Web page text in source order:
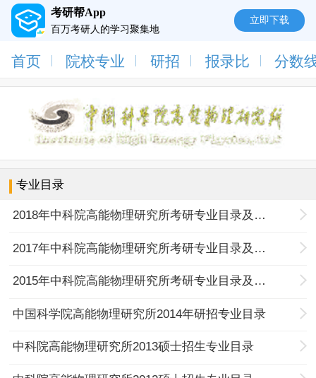
考研帮App
百万考研人的学习聚集地
立即下载
首页 院校专业 研招 报录比 分数
专业目录
2018年中科院高能物理研究所考研专业目录及考试科目
2017年中科院高能物理研究所考研专业目录及考试科目
2015年中科院高能物理研究所考研专业目录及考试科目
中国科学院高能物理研究所2014年研招专业目录
中科院高能物理研究所2013硕士招生专业目录